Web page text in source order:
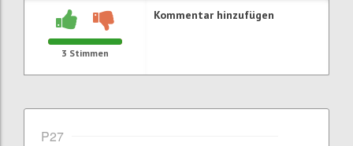
3 Stimmen
Kommentar hinzufügen
P27